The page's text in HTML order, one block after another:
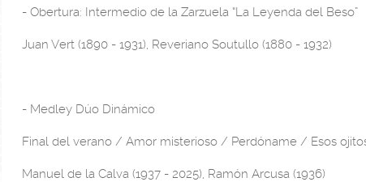
- Obertura: Intermedio de la Zarzuela “La Leyenda del Beso”
Juan Vert (1890 - 1931), Reveriano Soutullo (1880 - 1932)
- Medley Dúo Dinámico
Final del verano / Amor misterioso / Perdóname / Esos
Manuel de la Calva (1937 - 2025), Ramón Arcusa (1936)